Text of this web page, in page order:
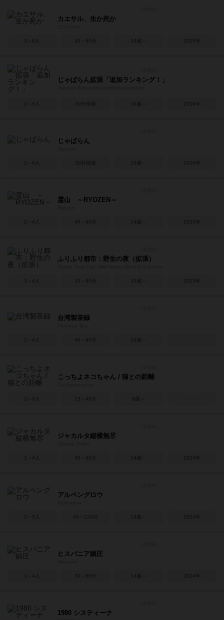
カエサル、生か死か
3～8人 30～60分 14歳～ 2025年
じゃぱらん拡張「追加ランキング！」
2～6人 30分前後 10歳～ 2019年
じゃぱらん
2～6人 30分前後 10歳～ 2016年
霊山 ～RYOZEN～
2～4人 45～90分 14歳～ 2023年
ふりふり都市：野生の夜（拡張）
1～4人 20～40分 10歳～ 2023年
台湾製茶録
2～4人 40～90分 10歳～
こっちよネコちゃん / 猫との距離
2～6人 15～40分 8歳～
ジャカルタ縦横無尽
1～4人 30～60分 14歳～ 2024年
アルペングロウ
2～5人 45～120分 13歳～ 2024年
ヒスパニア鎮圧
1～4人 30～60分 14歳～ 2024年
1980 システィーナ